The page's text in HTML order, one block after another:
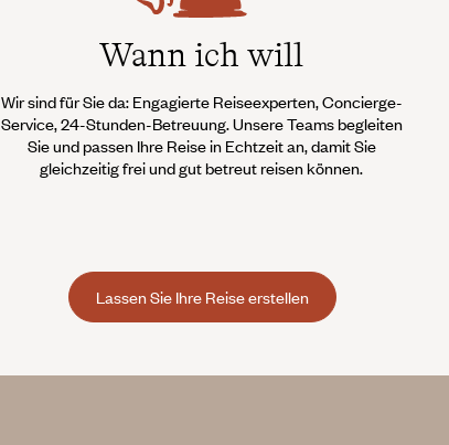
Wann ich will
Wir sind für Sie da: Engagierte Reiseexperten, Concierge-
Service, 24-Stunden-Betreuung. Unsere Teams begleiten
Sie und passen Ihre Reise in Echtzeit an, damit Sie
gleichzeitig frei und gut betreut reisen können.
Lassen Sie Ihre Reise erstellen